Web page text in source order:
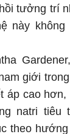
tưởng trí
này
giới
áp cao
natri tiêu
theo